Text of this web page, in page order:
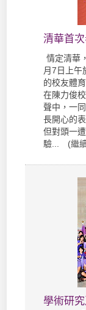
清華首
情定清華
月7日上午
的校友體
在陳力俊
聲中，一
長開心的
但對頭一
驗... (繼
學術研